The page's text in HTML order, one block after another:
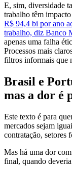
E, sim, diversidade
trabalho têm
R$ 94,4 bi por ano
trabalho, diz Banco
apenas uma falha
Processos mais
filtros informais que
Brasil e
mas a dor é
Este texto é para
mercados sejam
contratação, setores
Mas há uma dor
final, quando